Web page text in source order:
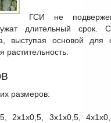
ГСИ не
длительный срок.
выступая основой
растительность.
размеров:
2х1х0,5, 3х1х0,5,